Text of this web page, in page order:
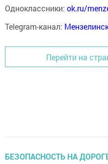
Одноклассники: ok.ru/
Telegram-канал:
Перейти на
БЕЗОПАСНОСТЬ НА